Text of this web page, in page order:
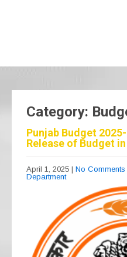
Category:
Punjab Budget
Release of Budget
April 1, 2025 | No Comments
Department